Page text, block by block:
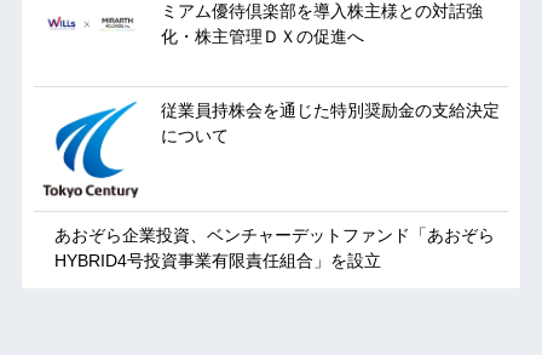
ミアム優待倶楽部を導入株主様との対話強
化・株主管理ＤＸの促進へ
従業員持株会を通じた特別奨励金の支給決定
について
あおぞら企業投資、ベンチャーデットファンド「あおぞら
HYBRID4号投資事業有限責任組合」を設立